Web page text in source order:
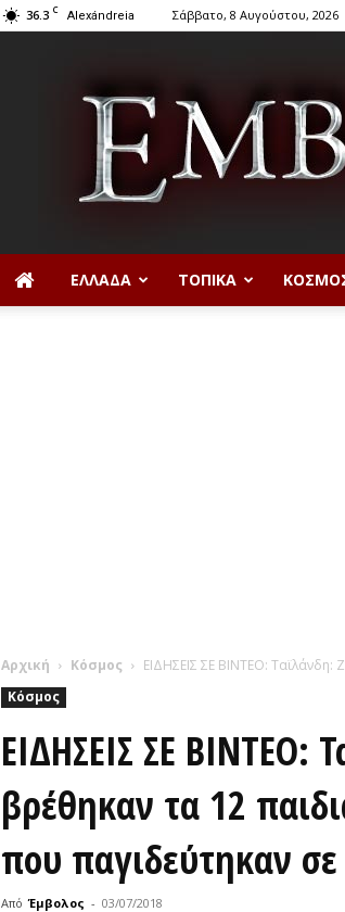
36.3 C Alexándreia Σάββατο, 8 Αυγούστου, 2026
ΕΛΛΆΔΑ ΤΟΠΙΚΆ
Αρχική Κόσμος
ΕΙΔΗΣΕΙΣ ΣΕ ΒΙΝΤΕΟ:
Κόσμος
ΕΙΔΗΣΕΙΣ ΣΕ ΒΙΝΤΕΟ:
βρέθηκαν τα 12
που παγιδεύτηκαν
Από Έμβολος - 03/07/2018